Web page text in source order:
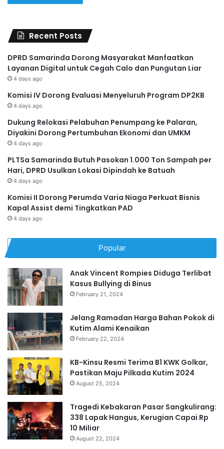
Recent Posts
DPRD Samarinda Dorong Masyarakat Manfaatkan
Layanan Digital untuk Cegah Calo dan Pungutan Liar
4 days ago
Komisi IV Dorong Evaluasi Menyeluruh Program DP2KB
4 days ago
Dukung Relokasi Pelabuhan Penumpang ke Palaran,
Diyakini Dorong Pertumbuhan Ekonomi dan UMKM
4 days ago
PLTSa Samarinda Butuh Pasokan 1.000 Ton Sampah per
Hari, DPRD Usulkan Lokasi Dipindah ke Batuah
4 days ago
Komisi II Dorong Perumda Varia Niaga Perkuat Bisnis
Kapal Assist demi Tingkatkan PAD
4 days ago
Popular
Anak Vincent Rompies Diduga Terlibat
Kasus Bullying di Binus
February 21, 2024
Jelang Ramadan Harga Bahan Pokok di
Kutim Alami Kenaikan
February 22, 2024
KB-Kinsu Resmi Terima B1 KWK Golkar,
Pastikan Maju Pilkada Kutim 2024
August 25, 2024
Tragedi Kebakaran Pasar Sangkulirang:
338 Lapak Hangus, Kerugian Capai Rp
10 Miliar
August 22, 2024